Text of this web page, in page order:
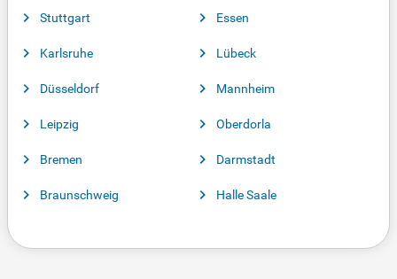
Stuttgart
Karlsruhe
Düsseldorf
Leipzig
Bremen
Braunschweig
Essen
Lübeck
Mannheim
Oberdorla
Darmstadt
Halle Saale